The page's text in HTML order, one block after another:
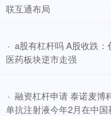
联互通布局
· ​a股有杠杆吗 A股收跌：
医药板块逆市走强
· 融资杠杆申请 泰诺麦博
单抗注射液今年2月在中国